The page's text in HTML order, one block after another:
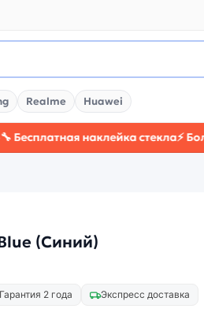
Realme Huawei
наклейка стекла⚡ Более
(Синий)
Гарантия 2 года Экспресс доставка